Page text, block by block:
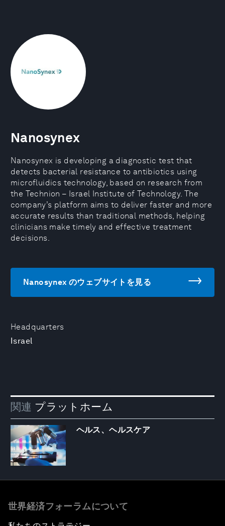
Headquarters
Israel
Nanosynex
Nanosynex is developing a diagnostic test that
detects bacterial resistance to antibiotics using
microfluidics technology, based on research from
the Technion – Israel Institute of Technology. The
company’s platform aims to deliver faster and more
accurate results than traditional methods, helping
clinicians make timely and effective treatment
decisions.
Nanosynex のウェブサイトを見る
関連 プラットホーム
ヘルス、ヘルスケア
世界経済フォーラムについて